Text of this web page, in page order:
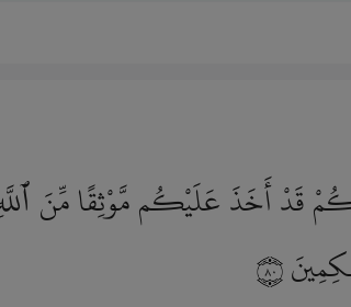
قَدْ أَخَذَ عَلَيْكُم مَّوْثِقًا مِّنَ
٨٠